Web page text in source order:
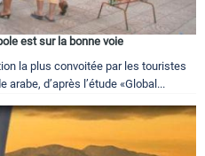
est sur la bonne voie
la plus convoitée par les touristes
d’après l’étude «Global...